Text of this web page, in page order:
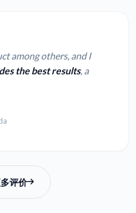
among others, and I
the best results, a
评价